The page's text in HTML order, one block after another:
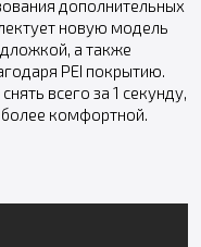
дополнительных
новую модель
а также
PEI покрытию.
всего за 1 секунду,
комфортной.